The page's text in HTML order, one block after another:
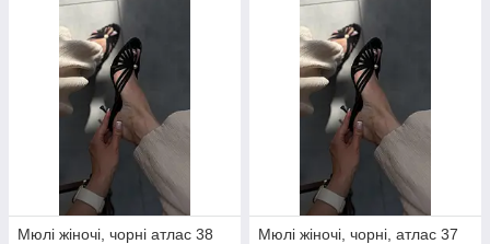
Мюлі жіночі, чорні атлас 38
Мюлі жіночі, чорні, атлас 37